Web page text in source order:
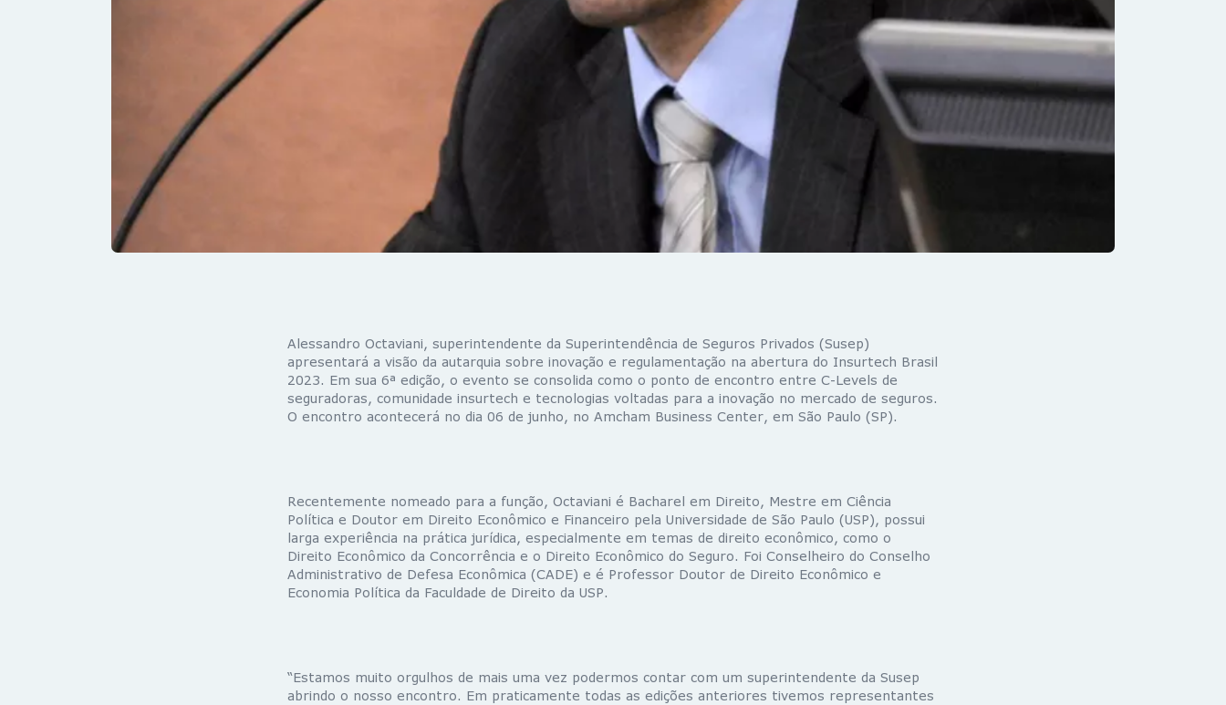
Alessandro Octaviani, superintendente da Superintendência de Seguros Privados (Susep)
apresentará a visão da autarquia sobre inovação e regulamentação na abertura do Insurtech Brasil
2023. Em sua 6ª edição, o evento se consolida como o ponto de encontro entre C-Levels de
seguradoras, comunidade insurtech e tecnologias voltadas para a inovação no mercado de seguros.
O encontro acontecerá no dia 06 de junho, no Amcham Business Center, em São Paulo (SP).
Recentemente nomeado para a função, Octaviani é Bacharel em Direito, Mestre em Ciência
Política e Doutor em Direito Econômico e Financeiro pela Universidade de São Paulo (USP), possui
larga experiência na prática jurídica, especialmente em temas de direito econômico, como o
Direito Econômico da Concorrência e o Direito Econômico do Seguro. Foi Conselheiro do Conselho
Administrativo de Defesa Econômica (CADE) e é Professor Doutor de Direito Econômico e
Economia Política da Faculdade de Direito da USP.
“Estamos muito orgulhos de mais uma vez podermos contar com um superintendente da Susep
abrindo o nosso encontro. Em praticamente todas as edições anteriores tivemos representantes